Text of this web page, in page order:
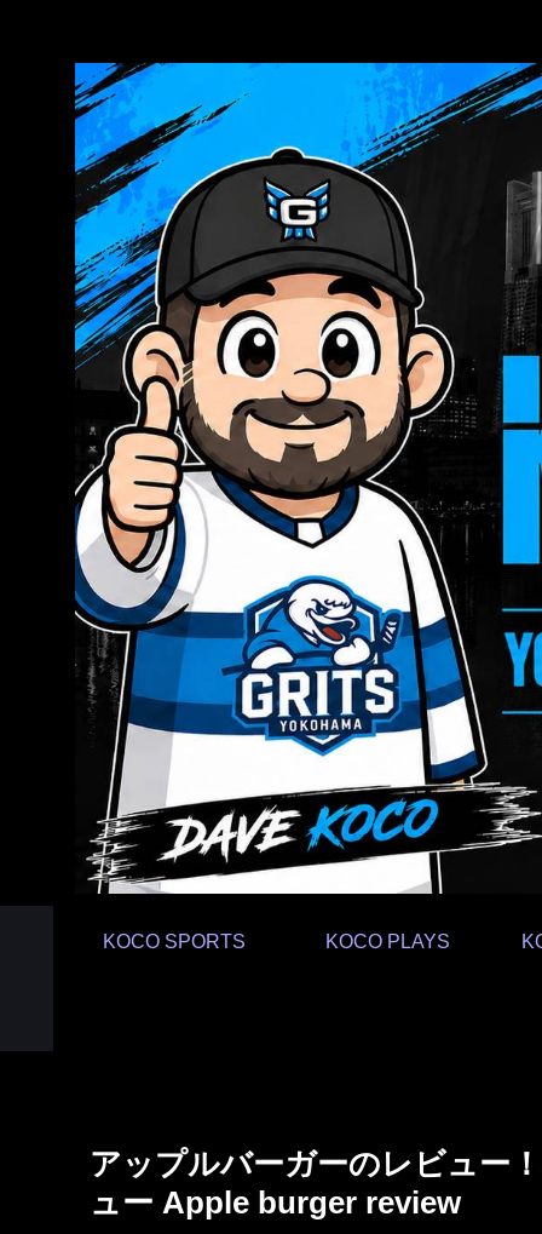
KOCO SPORTS KOCO PLAYS
アップルバーガーのレビュー
ュー Apple burger review